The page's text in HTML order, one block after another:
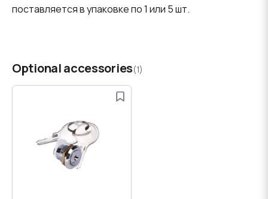
поставляется в упаковке по 1 или 5 шт.
Optional accessories(1)